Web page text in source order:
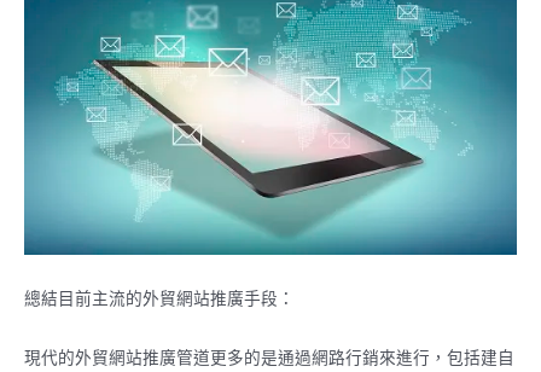
總結目前主流的外貿網站推廣手段：
現代的外貿網站推廣管道更多的是通過網路行銷來進行，包括建自